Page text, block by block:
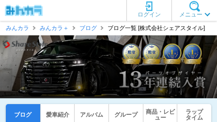
メニュー
ログイン
みんカラ
みんカラ＋ ブログ ブログ一覧 [株式会社シェアスタイル]
ブログ 愛車紹介 アルバム グループ
商品・レビ
ュー
ラップ
タイム